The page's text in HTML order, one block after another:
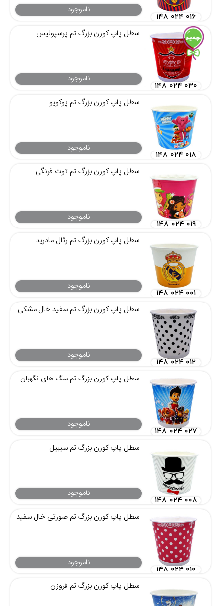
ناموجود
۱۴۸ ۰۲۴ ۰۱۶
سطل پاپ کورن بزرگ تم پرسپولیس
ناموجود
۱۴۸ ۰۲۴ ۰۳۰
سطل پاپ کورن بزرگ تم پوکویو
ناموجود
۱۴۸ ۰۲۴ ۰۱۸
سطل پاپ کورن بزرگ تم توت فرنگی
ناموجود
۱۴۸ ۰۲۴ ۰۱۹
سطل پاپ کورن بزرگ تم رئال مادرید
ناموجود
۱۴۸ ۰۲۴ ۰۰۱
سطل پاپ کورن بزرگ تم سفید خال مشکی
ناموجود
۱۴۸ ۰۲۴ ۰۱۲
سطل پاپ کورن بزرگ تم سگ های نگهبان
ناموجود
۱۴۸ ۰۲۴ ۰۲۷
سطل پاپ کورن بزرگ تم سیبیل
ناموجود
۱۴۸ ۰۲۴ ۰۰۸
سطل پاپ کورن بزرگ تم صورتی خال سفید
ناموجود
۱۴۸ ۰۲۴ ۰۱۰
سطل پاپ کورن بزرگ تم فروزن